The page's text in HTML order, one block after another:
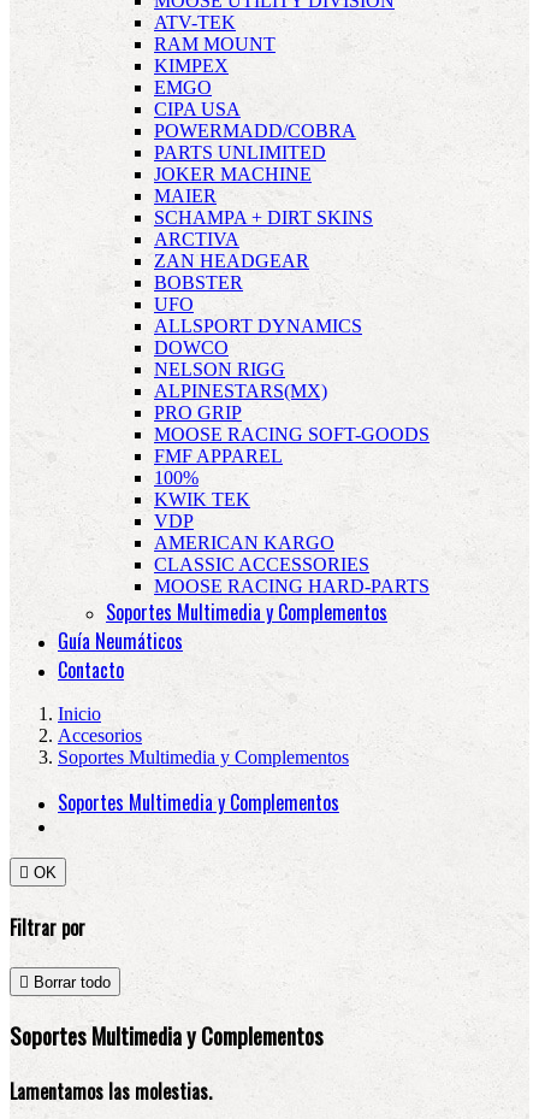
ATV-TEK
RAM MOUNT
KIMPEX
EMGO
CIPA USA
POWERMADD/COBRA
PARTS UNLIMITED
JOKER MACHINE
MAIER
SCHAMPA + DIRT SKINS
ARCTIVA
ZAN HEADGEAR
BOBSTER
UFO
ALLSPORT DYNAMICS
DOWCO
NELSON RIGG
ALPINESTARS(MX)
PRO GRIP
MOOSE RACING SOFT-GOODS
FMF APPAREL
100%
KWIK TEK
VDP
AMERICAN KARGO
CLASSIC ACCESSORIES
MOOSE RACING HARD-PARTS
Soportes Multimedia y Complementos
Guía Neumáticos
Contacto
Inicio
Accesorios
Soportes Multimedia y Complementos
Soportes Multimedia y Complementos
 OK
Filtrar por
 Borrar todo
Soportes Multimedia y Complementos
Lamentamos las molestias.